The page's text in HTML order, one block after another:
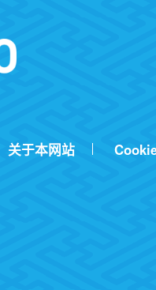
关于本网站